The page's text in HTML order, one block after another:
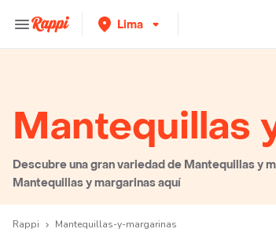
Lima
Mantequillas
Descubre una gran variedad de Mantequillas y
Mantequillas y margarinas aquí
Rappi Mantequillas-y-margarinas